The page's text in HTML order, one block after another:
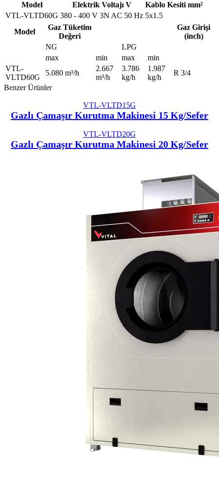
Model
Elektrik Voltajı V
Kablo Kesiti mm²
VTL-VLTD60G 380 - 400 V 3N AC 50 Hz 5x1.5
Model
Gaz Tüketim
Değeri
Gaz Girişi
(inch)
NG
LPG
max
min max
min
VTL-
VLTD60G
5.080 m³/h
2.667
m³/h
3.786
kg/h
1.987
kg/h
R 3/4
Benzer Ürünler
VTL-VLTD15G
Gazlı Çamaşır Kurutma Makinesi 15 Kg/Sefer
VTL-VLTD20G
Gazlı Çamaşır Kurutma Makinesi 20 Kg/Sefer